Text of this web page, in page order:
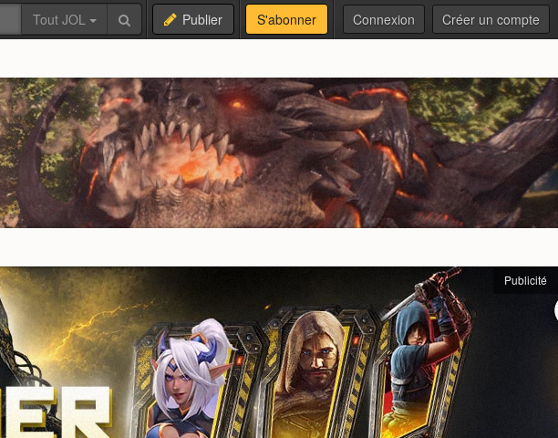
Tout JOL Publier S'abonner Connexion Créer un compte
Publicité